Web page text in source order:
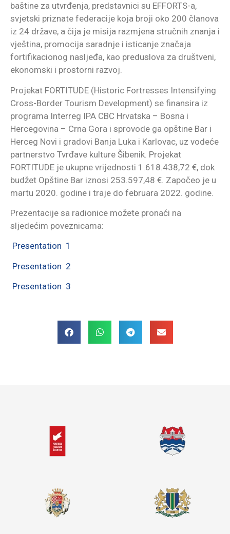
baštine za utvrđenja, predstavnici su EFFORTS-a,
svjetski priznate federacije koja broji oko 200 članova
iz 24 države, a čija je misija razmjena stručnih znanja i
vještina, promocija saradnje i isticanje značaja
fortifikacionog nasljeđa, kao preduslova za društveni,
ekonomski i prostorni razvoj.
Projekat FORTITUDE (Historic Fortresses Intensifying
Cross-Border Tourism Development) se finansira iz
programa Interreg IPA CBC Hrvatska – Bosna i
Hercegovina – Crna Gora i sprovode ga opštine Bar i
Herceg Novi i gradovi Banja Luka i Karlovac, uz vodeće
partnerstvo Tvrđave kulture Šibenik. Projekat
FORTITUDE je ukupne vrijednosti 1.618.438,72 €, dok
budžet Opštine Bar iznosi 253.597,48 €. Započeo je u
martu 2020. godine i traje do februara 2022. godine.
Prezentacije sa radionice možete pronaći na
sljedećim poveznicama:
Presentation 1
Presentation 2
Presentation 3